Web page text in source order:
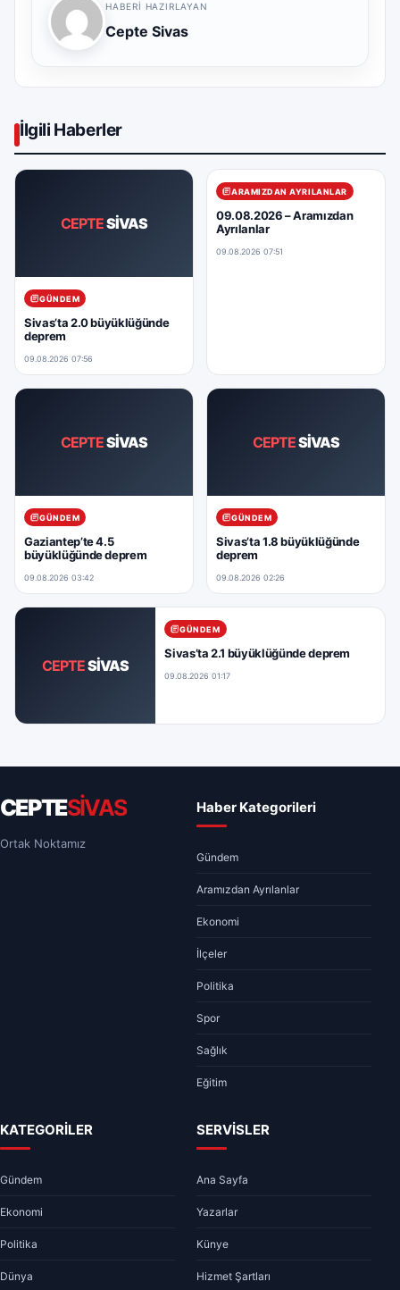
HABERI HAZIRLAYAN
Cepte Sivas
İlgili Haberler
CEPTESİVAS
GÜNDEM
Sivas’ta 2.0 büyüklüğünde
deprem
09.08.2026 07:56
ARAMIZDAN AYRILANLAR
09.08.2026 – Aramızdan
Ayrılanlar
09.08.2026 07:51
CEPTESİVAS
GÜNDEM
Gaziantep’te 4.5
büyüklüğünde deprem
09.08.2026 03:42
CEPTESİVAS
GÜNDEM
Sivas’ta 1.8 büyüklüğünde
deprem
09.08.2026 02:26
CEPTESİVAS
GÜNDEM
Sivas’ta 2.1 büyüklüğünde deprem
09.08.2026 01:17
CEPTESİVAS
Ortak Noktamız
Haber Kategorileri
Gündem
Aramızdan Ayrılanlar
Ekonomi
İlçeler
Politika
Spor
Sağlık
Eğitim
KATEGORİLER
Gündem
Ekonomi
Politika
Dünya
SERVİSLER
Ana Sayfa
Yazarlar
Künye
Hizmet Şartları